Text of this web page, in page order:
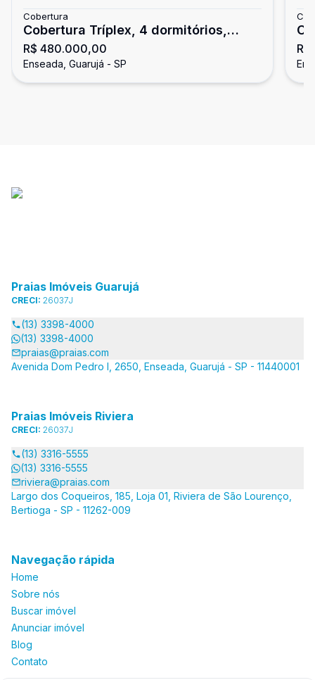
Cobertura
Cobertura Tríplex, 4 dormitórios,
Região Brunella, Guarujá
R$ 480.000,00
Enseada, Guarujá - SP
Praias Imóveis Guarujá
CRECI: 26037J
(13) 3398-4000
(13) 3398-4000
praias@praias.com
Avenida Dom Pedro I, 2650, Enseada, Guarujá - SP - 11440001
Praias Imóveis Riviera
CRECI: 26037J
(13) 3316-5555
(13) 3316-5555
riviera@praias.com
Largo dos Coqueiros, 185, Loja 01, Riviera de São Lourenço,
Bertioga - SP - 11262-009
Navegação rápida
Home
Sobre nós
Buscar imóvel
Anunciar imóvel
Blog
Contato